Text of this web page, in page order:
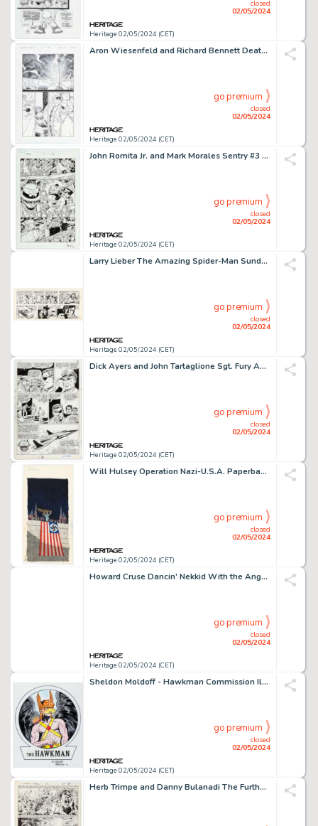
Heritage 02/05/2024 (CET)
closed
02/05/2024
Aron Wiesenfeld and Richard Bennett Deathblow / Wolverine #2 Story Page 27 Original Art (Image(WildStorm)/Marvel, 1997).
Heritage 02/05/2024 (CET)
closed
02/05/2024
go premium
John Romita Jr. and Mark Morales Sentry #3 Story Page 15 Original Art (Marvel, 2006).
Heritage 02/05/2024 (CET)
closed
02/05/2024
go premium
Larry Lieber The Amazing Spider-Man Sunday Comic Strip Original Art dated 6-7-81 (Register and Tribune Syndicate Inc., 1981).
Heritage 02/05/2024 (CET)
closed
02/05/2024
go premium
Dick Ayers and John Tartaglione Sgt. Fury Annual #3 Story Page 15 Original Art (Marvel, 1967).
Heritage 02/05/2024 (CET)
closed
02/05/2024
go premium
Will Hulsey Operation Nazi-U.S.A. Paperback Cover Painting Original Art (Major Books, 1976). (Total: 2 Items)
Heritage 02/05/2024 (CET)
closed
02/05/2024
go premium
Howard Cruse Dancin' Nekkid With the Angels Complete 1-Page Story "Me & Space" Original Art (Kitchen Sink Press, 1987).
Heritage 02/05/2024 (CET)
closed
02/05/2024
go premium
Sheldon Moldoff - Hawkman Commission Illustration Original Art (1992).
Heritage 02/05/2024 (CET)
closed
02/05/2024
go premium
Herb Trimpe and Danny Bulanadi The Further Adventures of Indiana Jones #24 Story Page 20 Original Art (Marvel, 1984).